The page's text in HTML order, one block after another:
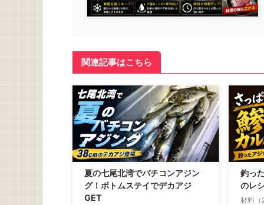
関連記事はこちら
夏の七尾北湾でバチコンアジン
グ！ボトムステイでデカアジ
GET
釣っ
のレ
材料（